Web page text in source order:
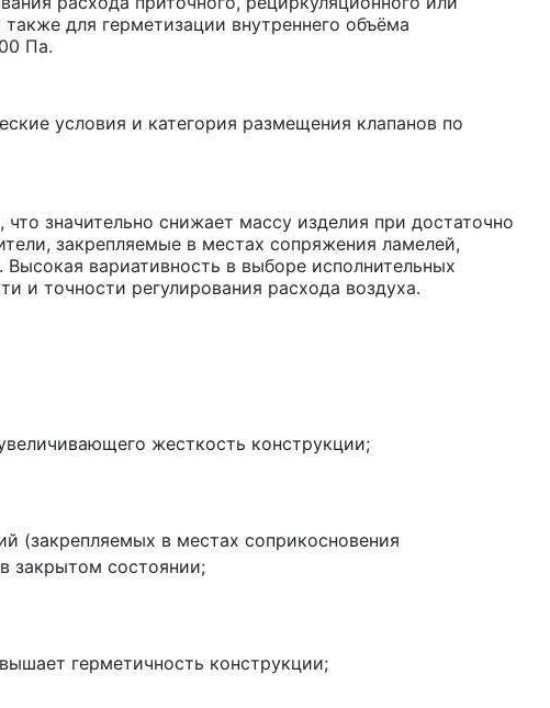
для герметизации внутреннего объёма
Па.
условия и категория размещения клапанов по
значительно снижает массу изделия при достаточно
закрепляемые в местах сопряжения ламелей,
вариативность в выборе исполнительных
и точности регулирования расхода воздуха.
жесткость конструкции;
(закрепляемых в местах соприкосновения
закрытом состоянии;
герметичность конструкции;